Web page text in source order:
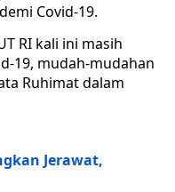
Covid-19.
RI kali ini masih
19, mudah-mudahan
Ruhimat dalam
Jerawat,